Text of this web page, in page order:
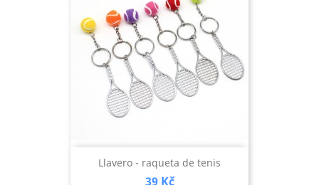
Llavero - raqueta de tenis
Precio
39 Kč